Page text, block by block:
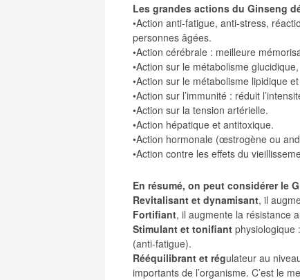
Les grandes actions du Ginseng
•Action anti-fatigue, anti-stress,
personnes âgées.
•Action cérébrale : meilleure
•Action sur le métabolisme glucidique,
•Action sur le métabolisme lipidique
•Action sur l’immunité : réduit
•Action sur la tension artérielle.
•Action hépatique et antitoxique.
•Action hormonale (œstrogène ou
•Action contre les effets du
En résumé, on peut considérer le
Revitalisant et dynamisant, il
Fortifiant, il augmente la résistance
Stimulant et tonifiant physiologique
(anti-fatigue).
Rééquilibrant et régulateur au
importants de l’organisme. C’est le